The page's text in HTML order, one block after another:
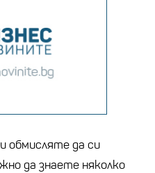
обмисляте да си
да знаете няколко